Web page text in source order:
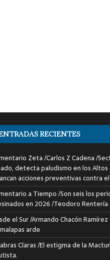
RECIENTES
Zeta /Carlos Z Cadena /
detecta paludismo en los Altos
acciones preventivas contra
a Tiempo /Son seis los
en 2026 /Teodoro Rentería
el Sur /Armando Chacón
arde
Claras /El estigma de la